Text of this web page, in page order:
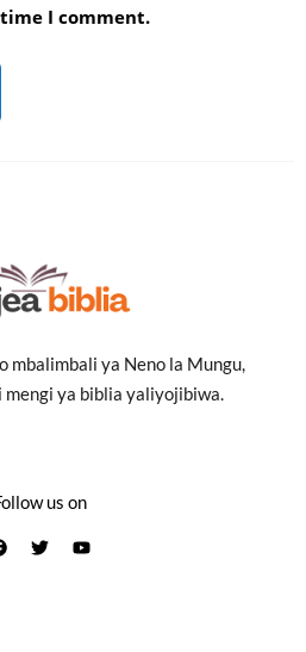
I comment.
mbalimbali ya Neno la Mungu,
mengi ya biblia yaliyojibiwa.
us on